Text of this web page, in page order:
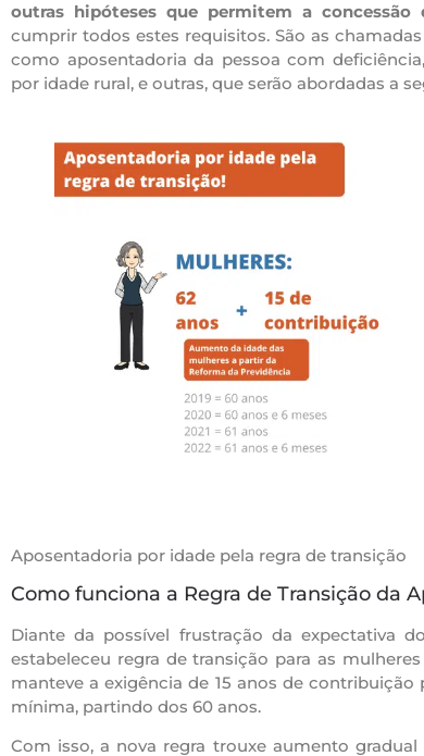
outras hipóteses que permitem a
cumprir todos estes requisitos. São as
como aposentadoria da pessoa com
por idade rural, e outras, que serão abordadas a
Aposentadoria por idade pela regra de transição
Como funciona a Regra de Transição da
Diante da possível frustração da expectativa
estabeleceu regra de transição para as
manteve a exigência de 15 anos de
mínima, partindo dos 60 anos.
Com isso, a nova regra trouxe aumento